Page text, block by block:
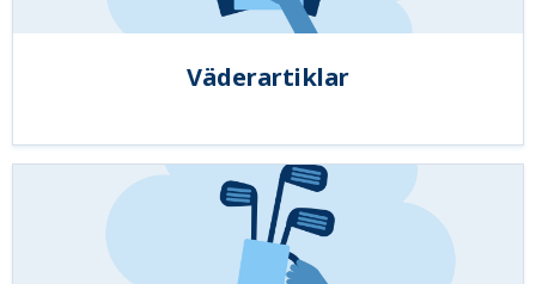
Väderartiklar